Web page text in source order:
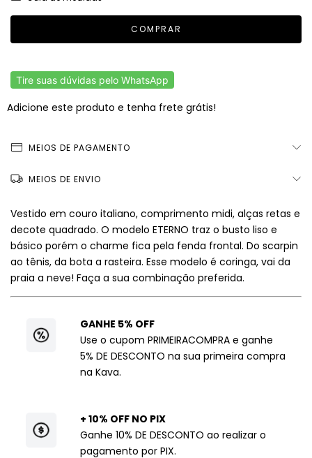
Tire suas dúvidas pelo WhatsApp
Adicione este produto e tenha frete grátis!
MEIOS DE PAGAMENTO
MEIOS DE ENVIO
Vestido em couro italiano, comprimento midi, alças retas e
decote quadrado. O modelo ETERNO traz o busto liso e
básico porém o charme fica pela fenda frontal. Do scarpin
ao tênis, da bota a rasteira. Esse modelo é coringa, vai da
praia a neve! Faça a sua combinação preferida.
GANHE 5% OFF
Use o cupom PRIMEIRACOMPRA e ganhe
5% DE DESCONTO na sua primeira compra
na Kava.
+ 10% OFF NO PIX
Ganhe 10% DE DESCONTO ao realizar o
pagamento por PIX.